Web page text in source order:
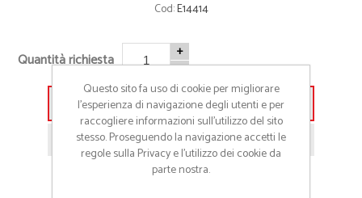
Cod:E14414
Quantità richiesta
+
-
Aggiungi alla lista preventivo
Richiedi informazioni prodotto
Questo sito fa uso di cookie per migliorare
l’esperienza di navigazione degli utenti e per
raccogliere informazioni sull’utilizzo del sito
stesso. Proseguendo la navigazione accetti le
regole sulla Privacy e l'utilizzo dei cookie da
parte nostra.